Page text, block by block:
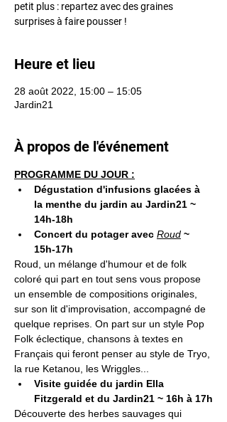
petit plus : repartez avec des graines
surprises à faire pousser !
Heure et lieu
28 août 2022, 15:00 – 15:05
Jardin21
À propos de l'événement
PROGRAMME DU JOUR :
Dégustation d'infusions glacées à
la menthe du jardin au Jardin21 ~
14h-18h
Concert du potager avec Roud ~
15h-17h
Roud, un mélange d'humour et de folk
coloré qui part en tout sens vous propose
un ensemble de compositions originales,
sur son lit d'improvisation, accompagné de
quelque reprises. On part sur un style Pop
Folk éclectique, chansons à textes en
Français qui feront penser au style de Tryo,
la rue Ketanou, les Wriggles...
Visite guidée du jardin Ella
Fitzgerald et du Jardin21 ~ 16h à 17h
Découverte des herbes sauvages qui